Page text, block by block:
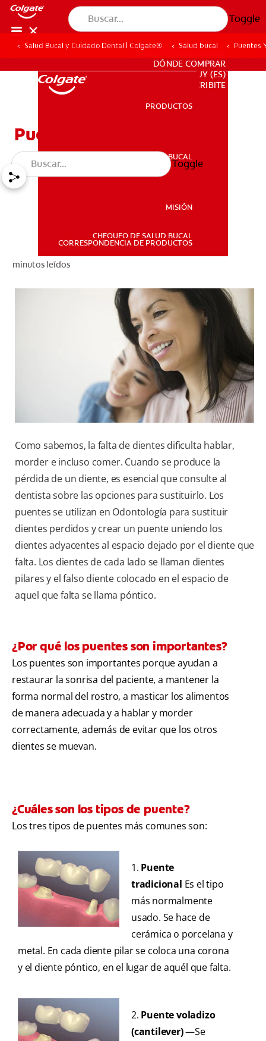
Toggle
SALUD BUCAL
CORRESPONDENCIA DE PRODUCTOS
PARA PROFESIONALES
DÓNDE COMPRAR
UY (ES)
PARA PROFESIONALES
DÓNDE COMPRAR
UY (ES)
SUSCRIBITE
PRODUCTOS
SALUD BUCAL
MISIÓN
CHEQUEO DE SALUD BUCAL
CORRESPONDENCIA DE PRODUCTOS
Toggle
Salud Bucal y Cuidado Dental | Colgate® Salud bucal Puentes
Puentes Y Salud Bucal
minutos leídos
Como sabemos, la falta de dientes dificulta hablar,
morder e incluso comer. Cuando se produce la
pérdida de un diente, es esencial que consulte al
dentista sobre las opciones para sustituirlo. Los
puentes se utilizan en Odontología para sustituir
dientes perdidos y crear un puente uniendo los
dientes adyacentes al espacio dejado por el diente que
falta. Los dientes de cada lado se llaman dientes
pilares y el falso diente colocado en el espacio de
aquel que falta se llama póntico.
¿Por qué los puentes son importantes?
Los puentes son importantes porque ayudan a
restaurar la sonrisa del paciente, a mantener la
forma normal del rostro, a masticar los alimentos
de manera adecuada y a hablar y morder
correctamente, además de evitar que los otros
dientes se muevan.
¿Cuáles son los tipos de puente?
Los tres tipos de puentes más comunes son:
1. Puente
tradicional Es el tipo
más normalmente
usado. Se hace de
cerámica o porcelana y
metal. En cada diente pilar se coloca una corona
y el diente póntico, en el lugar de aquél que falta.
2. Puente voladizo
(cantilever)—Se